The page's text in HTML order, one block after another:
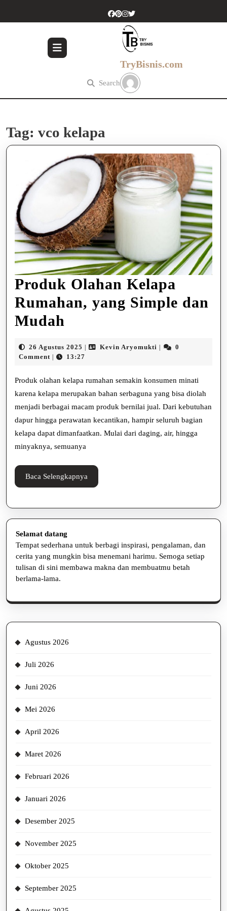
TryBisnis.com
Search
Tag: vco kelapa
Produk Olahan Kelapa
Rumahan, yang Simple dan
Mudah
Kelapa
Rumahan,
yang
Simple
dan
Mudah
26 Agustus 2025 26
Agustus
| Kevin Aryomukti Kevin
|
0
Comment | 13:27
Produk olahan kelapa rumahan semakin konsumen minati
karena kelapa merupakan bahan serbaguna yang bisa diolah
menjadi berbagai macam produk bernilai jual. Dari kebutuhan
dapur hingga perawatan kecantikan, hampir seluruh bagian
kelapa dapat dimanfaatkan. Mulai dari daging, air, hingga
minyaknya, semuanya
Baca Selengkapnya
Selengkapnya
Selamat datang
Tempat sederhana untuk berbagi inspirasi, pengalaman, dan
cerita yang mungkin bisa menemani harimu. Semoga setiap
tulisan di sini membawa makna dan membuatmu betah
berlama-lama.
Agustus 2026
Juli 2026
Juni 2026
Mei 2026
April 2026
Maret 2026
Februari 2026
Januari 2026
Desember 2025
November 2025
Oktober 2025
September 2025